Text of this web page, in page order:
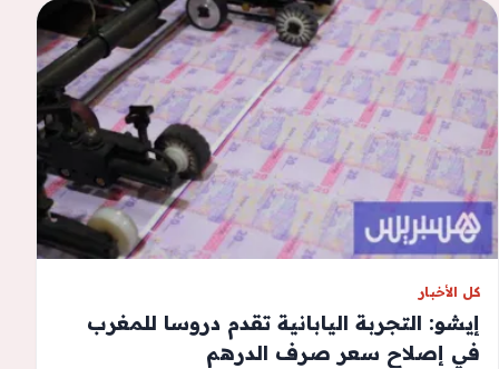
كل الأخبار
إيشو: التجربة اليابانية تقدم دروسا للمغرب
في إصلاح سعر صرف الدرهم